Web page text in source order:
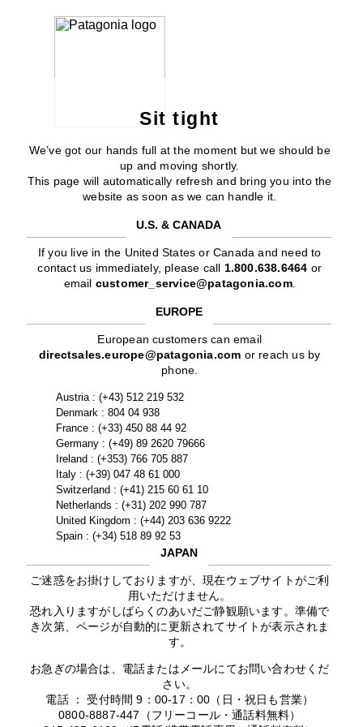
Sit tight
We’ve got our hands full at the moment but we should be
up and moving shortly.
This page will automatically refresh and bring you into the
website as soon as we can handle it.
U.S. & CANADA
If you live in the United States or Canada and need to
contact us immediately, please call 1.800.638.6464 or
email customer_service@patagonia.com.
EUROPE
European customers can email
directsales.europe@patagonia.com or reach us by
phone.
Austria : (+43) 512 219 532
Denmark : 804 04 938
France : (+33) 450 88 44 92
Germany : (+49) 89 2620 79666
Ireland : (+353) 766 705 887
Italy : (+39) 047 48 61 000
Switzerland : (+41) 215 60 61 10
Netherlands : (+31) 202 990 787
United Kingdom : (+44) 203 636 9222
Spain : (+34) 518 89 92 53
JAPAN
ご迷惑をお掛けしておりますが、現在ウェブサイトがご利
用いただけません。
恐れ入りますがしばらくのあいだご静観願います。準備で
き次第、ページが自動的に更新されてサイトが表示されま
す。
お急ぎの場合は、電話またはメールにてお問い合わせくだ
さい。
電話 ： 受付時間 9：00-17：00（日・祝日も営業）
0800-8887-447（フリーコール・通話料無料）